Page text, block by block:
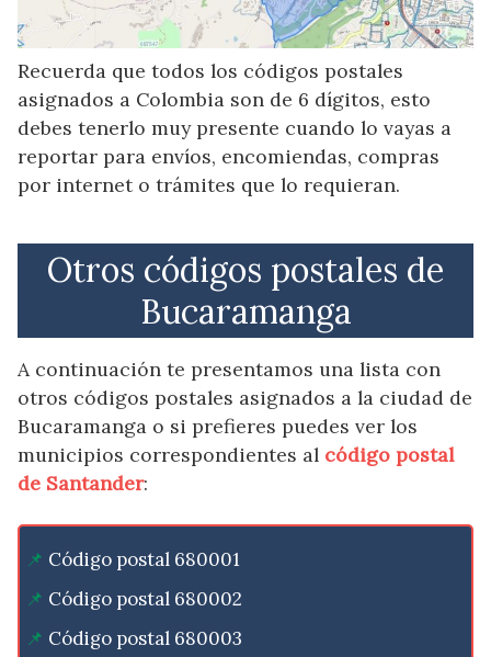
Recuerda que todos los códigos postales
asignados a Colombia son de 6 dígitos, esto
debes tenerlo muy presente cuando lo vayas a
reportar para envíos, encomiendas, compras
por internet o trámites que lo requieran.
Otros códigos postales de
Bucaramanga
A continuación te presentamos una lista con
otros códigos postales asignados a la ciudad de
Bucaramanga o si prefieres puedes ver los
municipios correspondientes al código postal
de Santander:
Código postal 680001
Código postal 680002
Código postal 680003